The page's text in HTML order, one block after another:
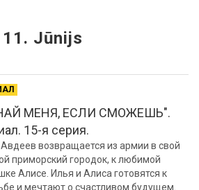
Jūnijs
МЕНЯ, ЕСЛИ СМОЖЕШЬ".
15-я серия.
возвращается из армии в свой
приморский городок, к любимой
Алисе. Илья и Алиса готовятся к
и мечтают о счастливом будущем.